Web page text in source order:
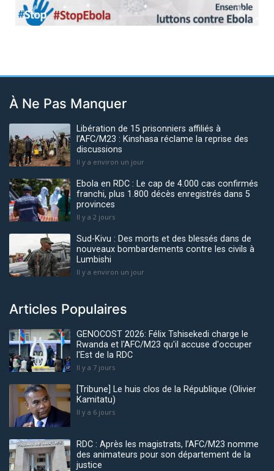
Previous Next
À Ne Pas Manquer
Libération de 15 prisonniers affiliés à
l’AFC/M23 : Kinshasa réclame la reprise des
discussions
Il y a environ un jour
Ebola en RDC : Le cap de 4.000 cas confirmés
franchi, plus 1.800 décès enregistrés dans 5
provinces
Il y a 2 jours
Sud-Kivu : Des morts et des blessés dans de
nouveaux bombardements contre les civils à
Lumbishi
Il y a environ un jour
Articles Populaires
GENOCOST 2026: Félix Tshisekedi charge le
Rwanda et l'AFC/M23 qu'il accuse d'occuper
l'Est de la RDC
Il y a 7 jours
[Tribune] Le huis clos de la République (Olivier
Kamitatu)
Il y a 6 jours
RDC : Après les magistrats, l’AFC/M23 nomme
des animateurs pour son département de la
justice